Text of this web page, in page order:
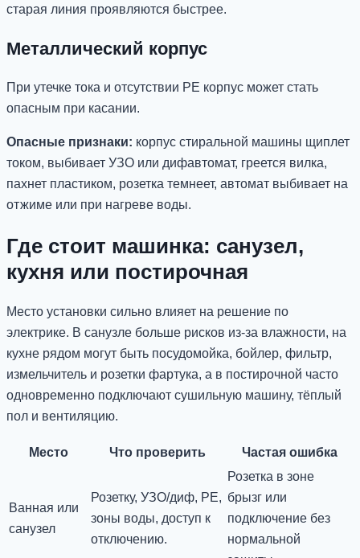
старая линия проявляются быстрее.
Металлический корпус
При утечке тока и отсутствии PE корпус может стать
опасным при касании.
Опасные признаки: корпус стиральной машины щиплет
током, выбивает УЗО или дифавтомат, греется вилка,
пахнет пластиком, розетка темнеет, автомат выбивает на
отжиме или при нагреве воды.
Где стоит машинка: санузел,
кухня или постирочная
Место установки сильно влияет на решение по
электрике. В санузле больше рисков из-за влажности, на
кухне рядом могут быть посудомойка, бойлер, фильтр,
измельчитель и розетки фартука, а в постирочной часто
одновременно подключают сушильную машину, тёплый
пол и вентиляцию.
Место Что проверить Частая ошибка
Ванная или
санузел
Розетку, УЗО/диф, PE,
зоны воды, доступ к
отключению.
Розетка в зоне
брызг или
подключение без
нормальной